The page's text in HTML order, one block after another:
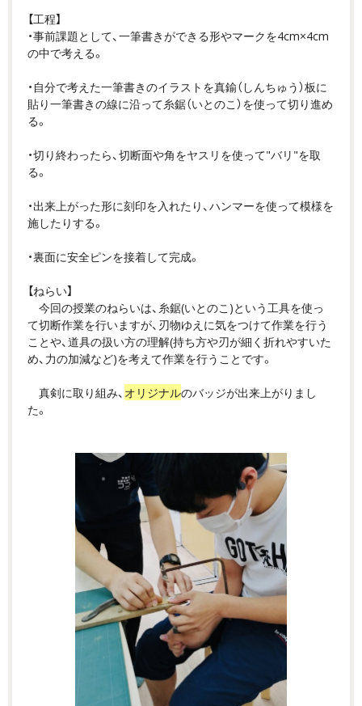
【工程】
・事前課題として、一筆書きができる形やマークを4cm×4cm
の中で考える。
・自分で考えた一筆書きのイラストを真鍮（しんちゅう）板に
貼り一筆書きの線に沿って糸鋸（いとのこ）を使って切り進め
る。
・切り終わったら、切断面や角をヤスリを使って"バリ"を取
る。
・出来上がった形に刻印を入れたり、ハンマーを使って模様を
施したりする。
・裏面に安全ピンを接着して完成。
【ねらい】
今回の授業のねらいは、糸鋸(いとのこ)という工具を使っ
て切断作業を行いますが、刃物ゆえに気をつけて作業を行う
ことや、道具の扱い方の理解(持ち方や刃が細く折れやすいた
め、力の加減など)を考えて作業を行うことです。
真剣に取り組み、 オリジナルのバッジが出来上がりまし
た。